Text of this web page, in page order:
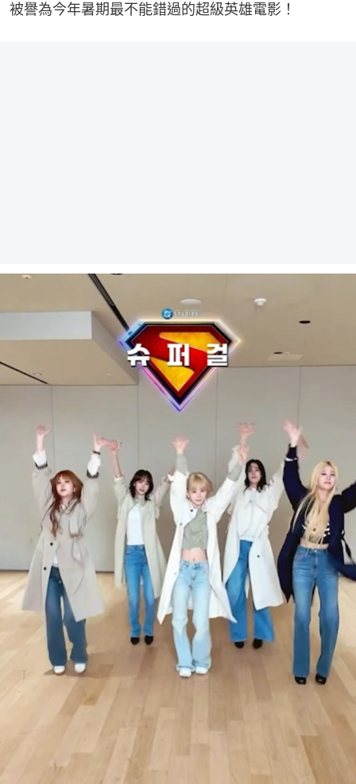
被譽為今年暑期最不能錯過的超級英雄電影！